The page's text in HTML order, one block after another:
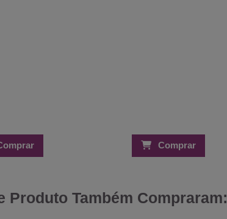
Comprar
Produto Também Compraram: